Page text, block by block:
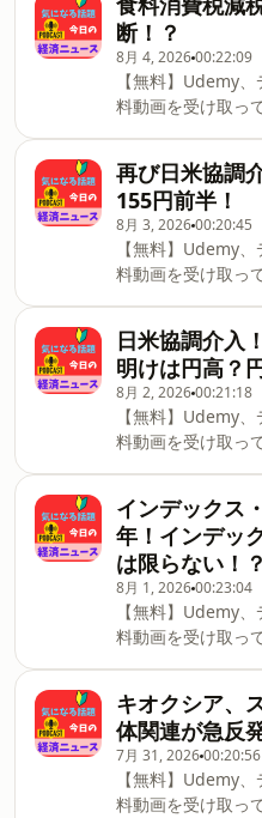
闘病記を書いてみ
腸切除闘病日記↓
https://amzn.to/
https://
ーーーーーーーー
のトピック】・乱
株に連動の理由と
回まで？それとも
競争原理の導入を
した。タイトル：
https://amzn.to/
奨】最近のkindleア
https://
vt/?
が初めての方はこ
ント開設動画です
開設できます。（
す）↓※音が出ま
https://
ーーーーーーーー
のトピック】・
るのか？・米株式
成績が好調？・円
は一括か積立、ど
書いてみました。
病日記↓ https://
み上げ推奨】最近
断！？
8月 4, 202600:22:09
【無料】Udemy
料動画を受け取っ
す。初心者向けで
https://
vt/?
が初めての方はこ
ント開設動画です
開設できます。（
す）↓※音が出ま
https://
ーーーーーーーー
のトピック】・食
決断！？・ビッグ
年収600万円以上
記を書いてみまし
除闘病日記↓
https://amzn.to/
奨】最近のkindle
再び日米協調
155円前半！
8月 3, 202600:20:45
【無料】Udemy
料動画を受け取っ
す。初心者向けで
https://
vt/?
が初めての方はこ
ント開設動画です
開設できます。（
す）↓※音が出ま
https://
ーーーーーーーー
のトピック】・英
討？・国債が相続
日米協調介入？一
病記を書いてみま
切除闘病日記↓
https://amzn.to/
奨】最近のkindle
日米協調介入
明けは円高？
8月 2, 202600:21:18
【無料】Udemy
料動画を受け取っ
https://
vt/?
が初めての方はこ
ント開設動画で
開設できます。（
す）↓※音が出ま
https://
ーーーーーーーー
のトピック】・世
高額療養費が38％
入！？円が急伸！
インデックス
年！インデッ
は限らない！？
8月 1, 202600:23:04
【無料】Udemy
料動画を受け取っ
https://
vt/?
が初めての方はこ
ント開設動画です
キオクシア、
体関連が急反
7月 31, 202600:20:56
【無料】Udemy
料動画を受け取っ